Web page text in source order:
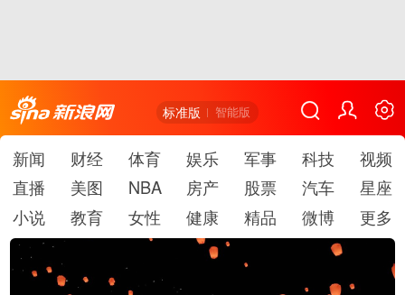
标准版 智能版
新闻 财经 体育 娱乐 军事 科技
视频
直播
美图 NBA 房产 股票 汽车
星座
小说
教育 女性 健康 精品 微博 更多